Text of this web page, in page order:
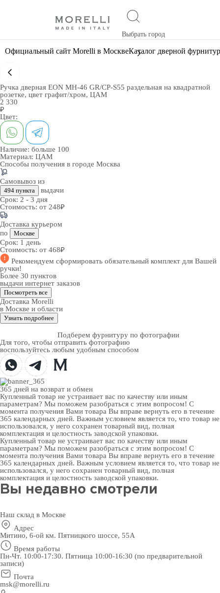
Выбрать город
Официальный сайт Morelli в МосквеКаталог дверной
Ручка дверная EON MH-46 GR/CP-S55 раздельная на квадратной
розетке, цвет графит/хром, ЦАМ
2 330
₽
Цвет:
Наличие: больше 100
Материал: ЦАМ
Способы получения в городе Москва
Самовывоз из
494 пункта
выдачи
Срок: 2 - 3 дня
Стоимость: от 248₽
Доставка курьером
по
Москве
Срок: 1 день
Стоимость: от 468₽
Рекомендуем сформировать обязательный комплект для Вашей
ручки!
Более 30 пунктов
выдачи интернет заказов
Посмотреть все
Доставка Morelli
в Москве и области
Узнать подробнее
Подберем фурнитуру по фотографии
Для того, чтобы отправить фотографию
воспользуйтесь любым удобным способом
365 дней на возврат и обмен
Купленный товар не устраивает вас по качеству или иным
параметрам? Мы поможем разобраться с этим вопросом! С
момента получения Вами товара Вы вправе вернуть его в течение
365 календарных дней. Важным условием является то, что товар не
использовался, у него сохранен товарный вид, полная
комплектация и целостность заводской упаковки.
Купленный товар не устраивает вас по качеству или иным
параметрам? Мы поможем разобраться с этим вопросом! С
момента получения Вами товара Вы вправе вернуть его в течение
365 календарных дней. Важным условием является то, что товар не
использовался, у него сохранен товарный вид, полная
комплектация и целостность заводской упаковки.
Вы недавно смотрели
Наш склад в Москве
Адрес
Митино, 6-ой км. Пятницкого шоссе, 55А
Время работы
Пн-Чт. 10:00-17:30. Пятница 10:00-16:30 (по предварительной
записи)
Почта
msk@morelli.ru